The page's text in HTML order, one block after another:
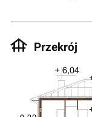
Przekrój